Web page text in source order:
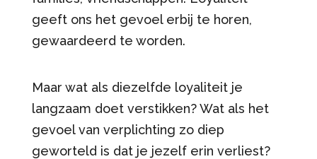
geeft ons het gevoel erbij te horen,
gewaardeerd te worden.
Maar wat als diezelfde loyaliteit je
langzaam doet verstikken? Wat als het
gevoel van verplichting zo diep
geworteld is dat je jezelf erin verliest?